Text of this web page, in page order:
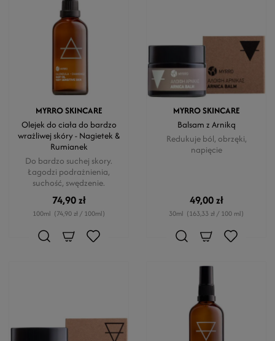
MYRRO SKINCARE
Olejek do ciała do bardzo
wrażliwej skóry - Nagietek &
Rumianek
Do bardzo suchej skory.
Łagodzi podrażnienia,
suchość, swędzenie.
74,90 zł
100ml (74,90 zł / 100ml)
MYRRO SKINCARE
Balsam z Arniką
Redukuje ból, obrzęki,
napięcie
49,00 zł
30ml (163,33 zł / 100 ml)